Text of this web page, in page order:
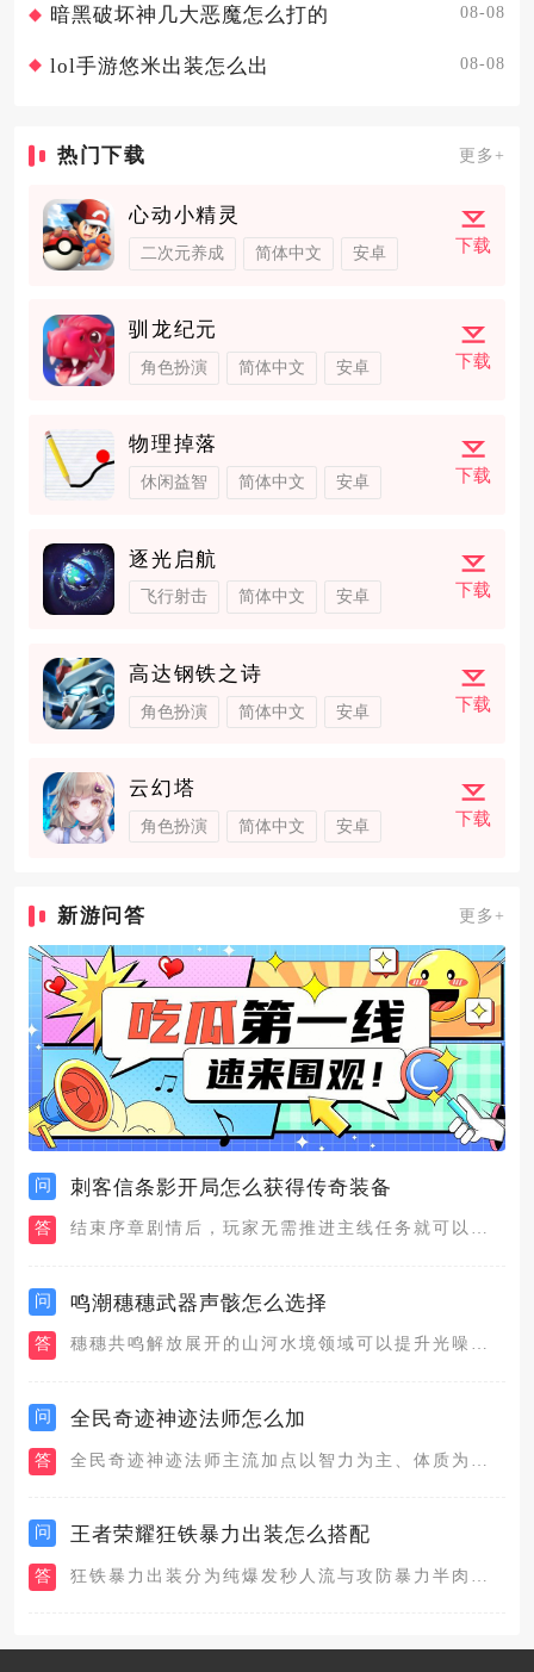
暗黑破坏神几大恶魔怎么打的 08-08
lol手游悠米出装怎么出 08-08
热门下载 更多+
心动小精灵
二次元养成 简体中文 安卓 下载
驯龙纪元
角色扮演 简体中文 安卓 下载
物理掉落
休闲益智 简体中文 安卓 下载
逐光启航
飞行射击 简体中文 安卓 下载
高达钢铁之诗
角色扮演 简体中文 安卓 下载
云幻塔
角色扮演 简体中文 安卓 下载
新游问答 更多+
问 刺客信条影开局怎么获得传奇装备
答 结束序章剧情后，玩家无需推进主线任务就可以在初始区域获取多件...
问 鸣潮穗穗武器声骸怎么选择
答 穗穗共鸣解放展开的山河水境领域可以提升光噪、霜渐、聚爆、电磁...
问 全民奇迹神迹法师怎么加
答
问 王者荣耀狂铁暴力出装怎么搭配
答